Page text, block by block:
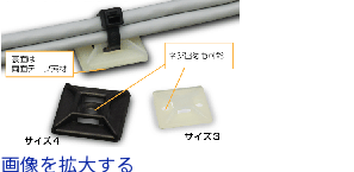
画像を拡大する